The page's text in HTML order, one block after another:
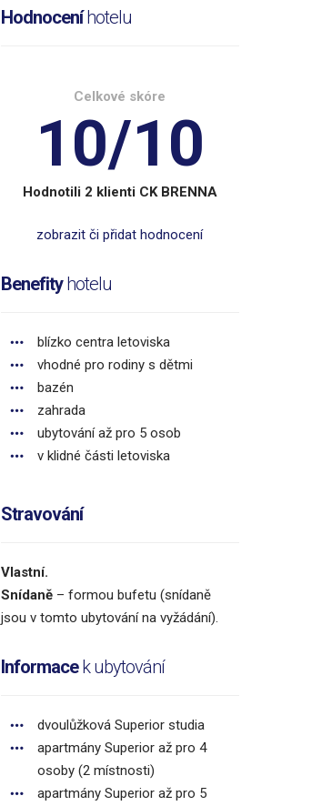
Hodnoceníhotelu
Celkové skóre
10/10
Hodnotili 2 klienti CK BRENNA
zobrazit či přidat hodnocení
Benefityhotelu
blízko centra letoviska
vhodné pro rodiny s dětmi
bazén
zahrada
ubytování až pro 5 osob
v klidné části letoviska
Stravování
Vlastní.
Snídaně– formou bufetu (snídaně
jsou v tomto ubytování na vyžádání).
Informacek ubytování
dvoulůžková Superior studia
apartmány Superior až pro 4
osoby (2 místnosti)
apartmány Superior až pro 5